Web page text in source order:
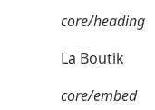
core/heading
La Boutik
core/embed